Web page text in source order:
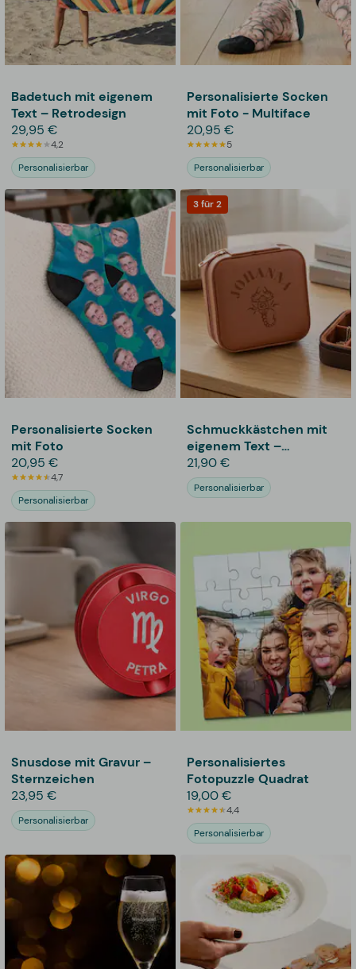
Badetuch mit eigenem
Text – Retrodesign
29,95 €
4,2
Personalisierbar
Personalisierte Socken
mit Foto - Multiface
20,95 €
5
Personalisierbar
Personalisierte Socken
mit Foto
20,95 €
4,7
Personalisierbar
3 für 2
Schmuckkästchen mit
eigenem Text –
Sternzeichen
21,90 €
Personalisierbar
Snusdose mit Gravur –
Sternzeichen
23,95 €
Personalisierbar
Personalisiertes
Fotopuzzle Quadrat
19,00 €
4,4
Personalisierbar